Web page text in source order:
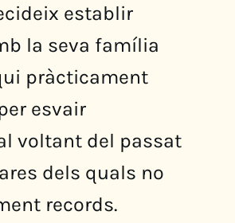
establir
la seva família
pràcticament
esvair
voltant del passat
dels quals no
records.